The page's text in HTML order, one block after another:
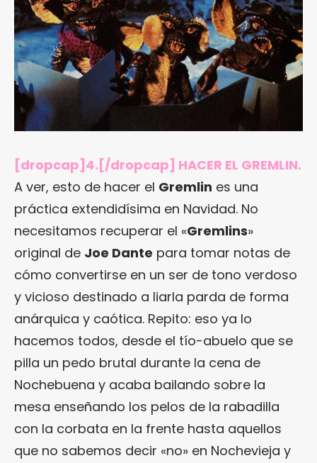
[dropcap]4.[/dropcap] HACER EL GREMLIN.
A ver, esto de hacer el Gremlin es una
práctica extendidísima en Navidad. No
necesitamos recuperar el «Gremlins»
original de Joe Dante para tomar notas de
cómo convertirse en un ser de tono verdoso
y vicioso destinado a liarla parda de forma
anárquica y caótica. Repito: eso ya lo
hacemos todos, desde el tío-abuelo que se
pilla un pedo brutal durante la cena de
Nochebuena y acaba bailando sobre la
mesa enseñando los pelos de la rabadilla
con la corbata en la frente hasta aquellos
que no sabemos decir «no» en Nochevieja y